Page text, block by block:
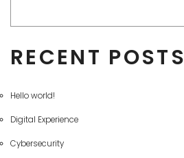
RECENT POSTS
Hello world!
Digital Experience
Cybersecurity